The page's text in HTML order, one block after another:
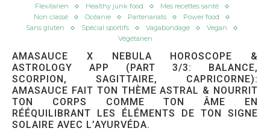
Flexitarien
Healthy junk food
Mes recettes santé
Non classé
Océanie Partenariats
Power food
Sans gluten
Spécial sportifs Vagabondage
Vegan
Végétarien
AMASAUCE X NEBULA HOROSCOPE &
ASTROLOGY APP (PART 3/3: BALANCE,
SCORPION, SAGITTAIRE, CAPRICORNE):
AMASAUCE FAIT TON THÈME ASTRAL & NOURRIT
TON CORPS COMME TON ÂME EN
RÉÉQUILIBRANT LES ÉLÉMENTS DE TON SIGNE
SOLAIRE AVEC L’AYURVÉDA.